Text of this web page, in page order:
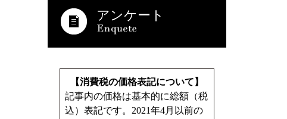
アンケート
【消費税の価格表記について】
記事内の価格は基本的に総額（税
込）表記です。2021年4月以前の